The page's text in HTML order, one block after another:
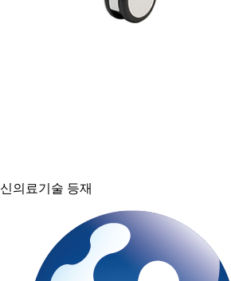
의료기술 등재